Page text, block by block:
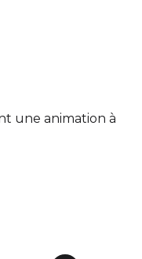
une animation à